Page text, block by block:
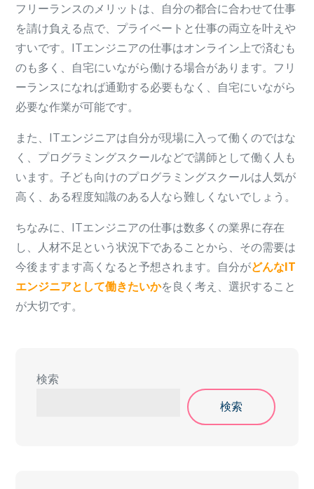
フリーランスのメリットは、自分の都合に合わせて仕事
を請け負える点で、プライベートと仕事の両立を叶えや
すいです。ITエンジニアの仕事はオンライン上で済むも
のも多く、自宅にいながら働ける場合があります。フリ
ーランスになれば通勤する必要もなく、自宅にいながら
必要な作業が可能です。
また、ITエンジニアは自分が現場に入って働くのではな
く、プログラミングスクールなどで講師として働く人も
います。子ども向けのプログラミングスクールは人気が
高く、ある程度知識のある人なら難しくないでしょう。
ちなみに、ITエンジニアの仕事は数多くの業界に存在
し、人材不足という状況下であることから、その需要は
今後ますます高くなると予想されます。自分がどんなIT
エンジニアとして働きたいかを良く考え、選択すること
が大切です。
検索
検索